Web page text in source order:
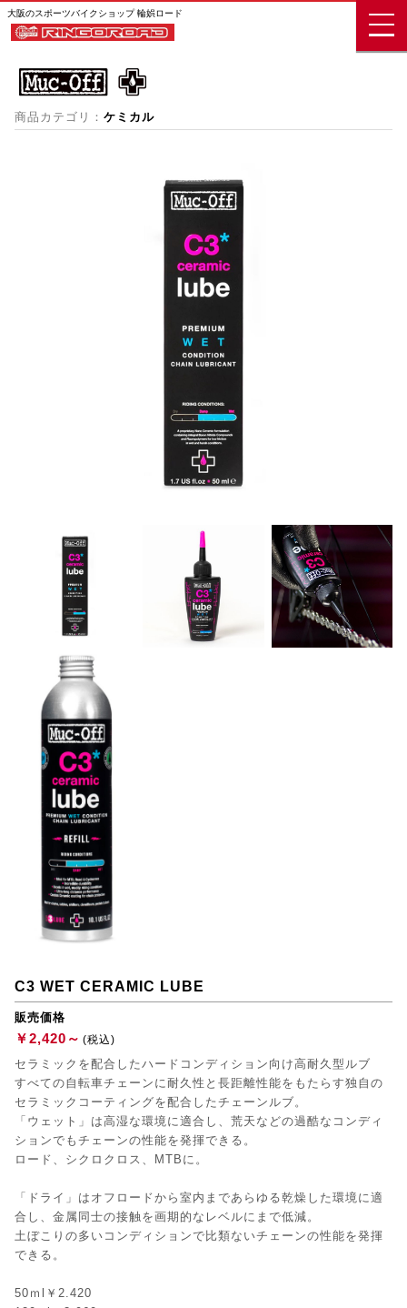
大阪のスポーツバイクショップ 輪娯ロード
商品カテゴリ： ケミカル
C3 WET CERAMIC LUBE
販売価格
￥2,420～ (税込)
セラミックを配合したハードコンディション向け高耐久型ルブ
すべての自転車チェーンに耐久性と長距離性能をもたらす独自の
セラミックコーティングを配合したチェーンルブ。
「ウェット」は高湿な環境に適合し、荒天などの過酷なコンディ
ションでもチェーンの性能を発揮できる。
ロード、シクロクロス、MTBに。
「ドライ」はオフロードから室内まであらゆる乾燥した環境に適
合し、金属同士の接触を画期的なレベルにまで低減。
土ぼこりの多いコンディションで比類ないチェーンの性能を発揮
できる。
50ｍl￥2.420